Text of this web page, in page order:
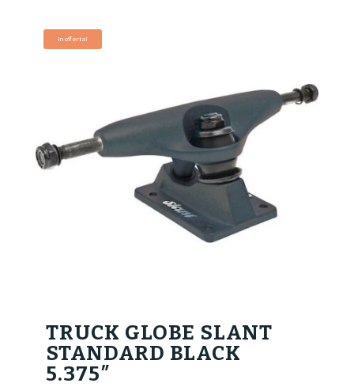
In offerta!
TRUCK GLOBE SLANT
STANDARD BLACK
5.375″